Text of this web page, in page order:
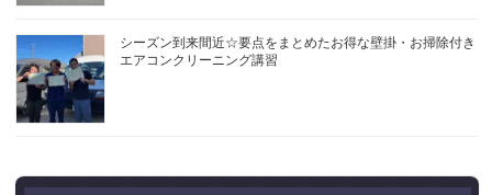
シーズン到来間近☆要点をまとめたお得な壁掛・お掃除付き
エアコンクリーニング講習